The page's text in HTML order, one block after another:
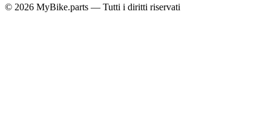
© 2026 MyBike.parts — Tutti i diritti riservati